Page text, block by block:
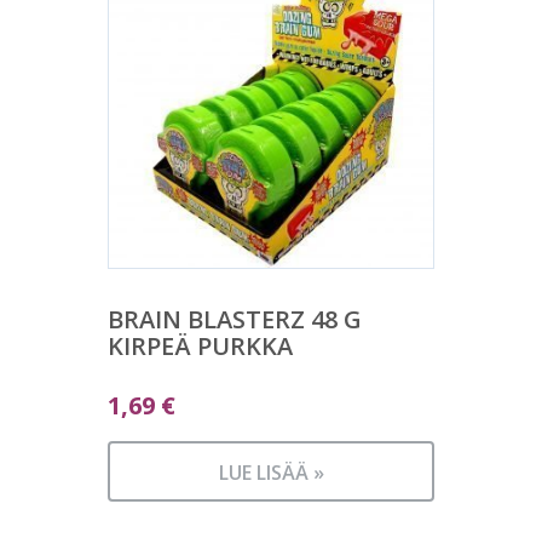
BRAIN BLASTERZ 48 G
KIRPEÄ PURKKA
1,69 €
LUE LISÄÄ »